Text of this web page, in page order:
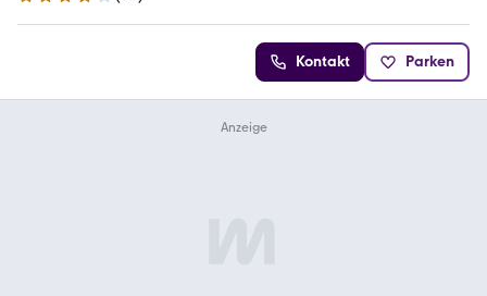
4.2 Sterne
Kontakt Parken